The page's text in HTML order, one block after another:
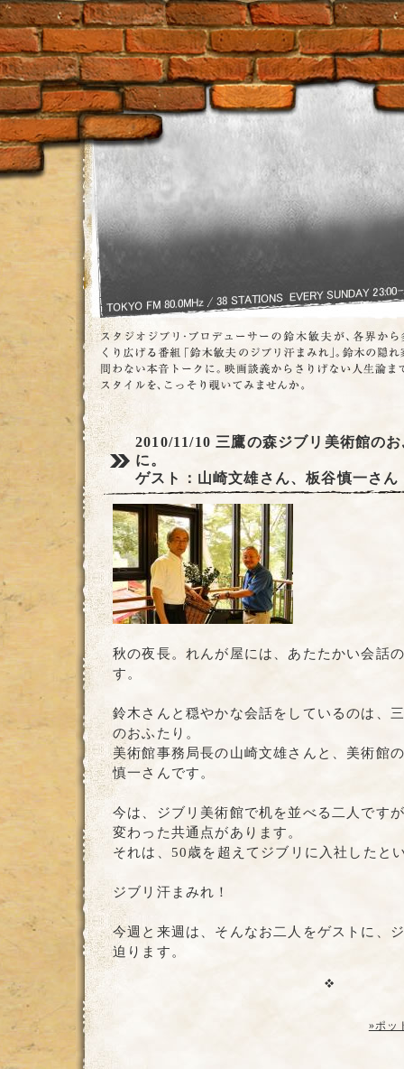
2010/11/10三鷹の森ジブリ美術館の
に。
ゲスト：山崎文雄さん、板谷慎一さん
秋の夜長。れんが屋には、あたたかい会話
す。
鈴木さんと穏やかな会話をしているのは、
のおふたり。
美術館事務局長の山崎文雄さんと、美術館
慎一さんです。
今は、ジブリ美術館で机を並べる二人です
変わった共通点があります。
それは、50歳を超えてジブリに入社したと
ジブリ汗まみれ！
今週と来週は、そんなお二人をゲストに、
迫ります。
»ポッ